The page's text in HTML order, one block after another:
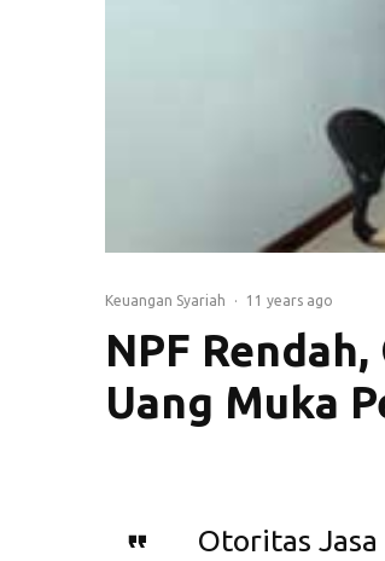
Keuangan Syariah · 11 years ago
NPF
Uang Muka
Otoritas Jasa